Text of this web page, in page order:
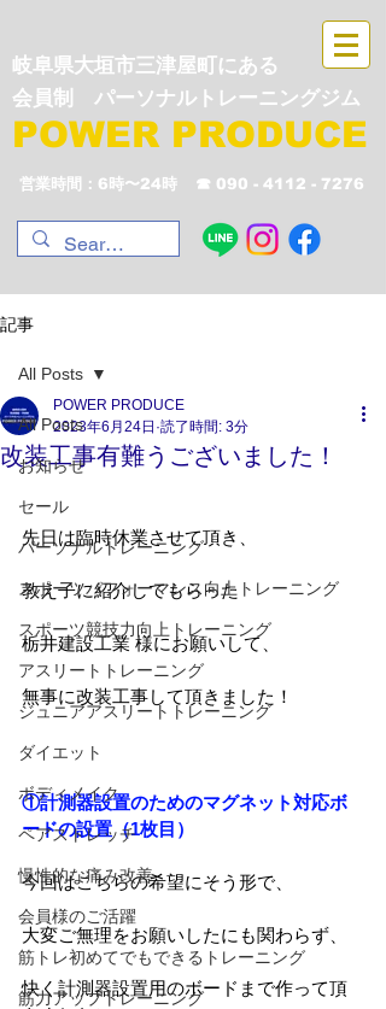
岐阜県大垣市三津屋町にある
会員制 パーソナルトレーニングジム
POWER PRODUCE
営業時間：6時〜24時 ☎︎ 090 - 4112 - 7276
記事
All Posts
お知らせ
セール
パーソナルトレーニング
スポーツパフォーマンス向上トレーニング
スポーツ競技力向上トレーニング
アスリートトレーニング
ジュニアアスリートトレーニング
ダイエット
ボディメイク
ペアストレッチ
慢性的な痛み改善
会員様のご活躍
筋トレ初めてでもできるトレーニング
筋力アップトレーニング
All Posts
改装工事有難うございました！
POWER PRODUCE
2023年6月24日 読了時間: 3分
先日は臨時休業させて頂き、
教え子に紹介してもらった
栃井建設工業 様にお願いして、
無事に改装工事して頂きました！
①計測器設置のためのマグネット対応ボ
ードの設置（1枚目）
今回はこちらの希望にそう形で、
大変ご無理をお願いしたにも関わらず、
快く計測器設置用のボードまで作って頂